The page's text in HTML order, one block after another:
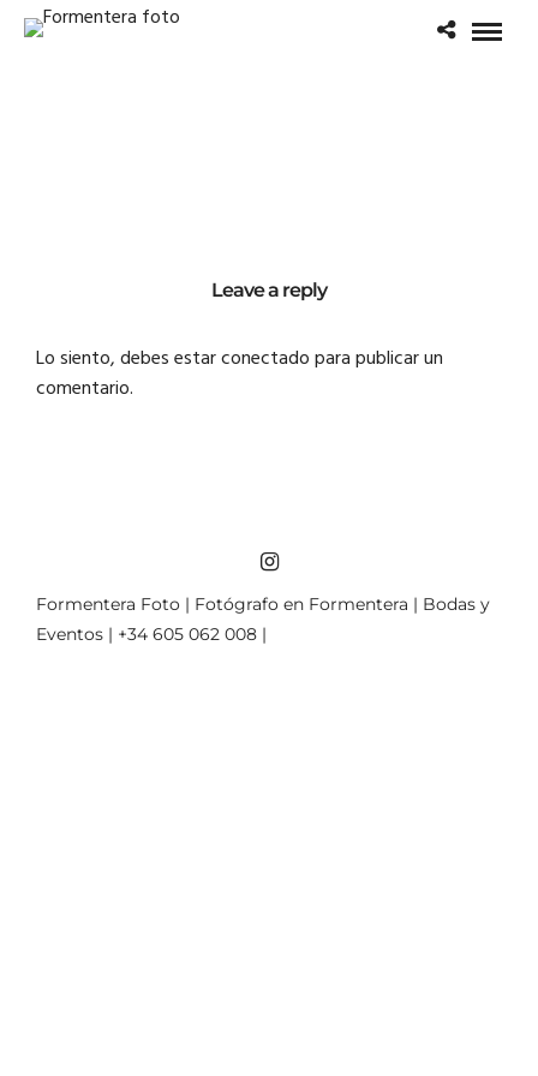
Leave a reply
Lo siento, debes estarconectadopara publicar un
comentario.
Formentera Foto | Fotógrafo en Formentera | Bodas y
Eventos | +34 605 062 008 |